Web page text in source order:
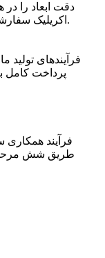
دقت ابعاد را
اکریلیک سفارشی شما را بدون توجه به شرایط حفظ می کند.
فرآیندهای تولید
پرداخت کامل
فرآیند همکاری
طریق شش مرحله